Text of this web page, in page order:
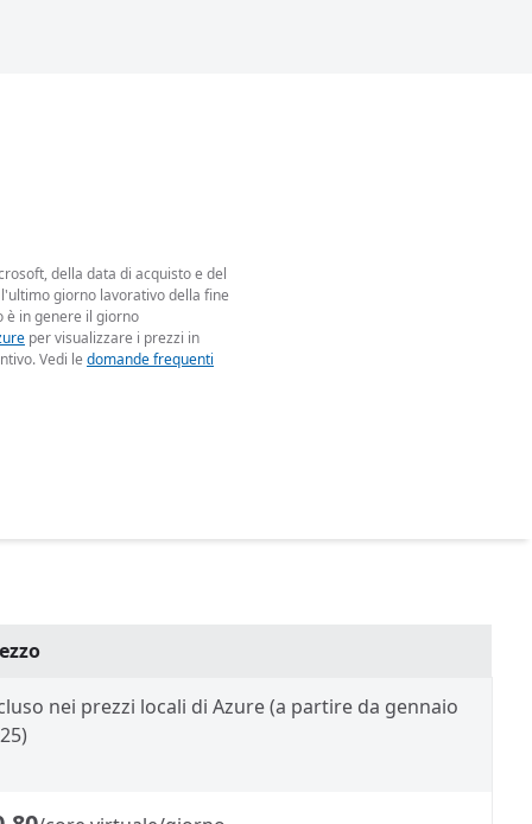
della data di acquisto e del
giorno lavorativo della fine
è in genere il giorno
per visualizzare i prezzi in
Vedi le domande frequenti
nei prezzi locali di Azure (a partire da gennaio